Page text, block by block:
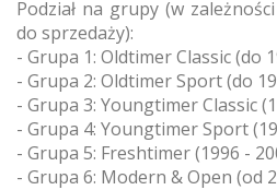
Podział na grupy (w
do sprzedaży):
- Grupa 1: Oldtimer Classic (do
- Grupa 2: Oldtimer Sport (do
- Grupa 3: Youngtimer Classic
- Grupa 4: Youngtimer Sport
- Grupa 5: Freshtimer (1996 -
- Grupa 6: Modern & Open (od